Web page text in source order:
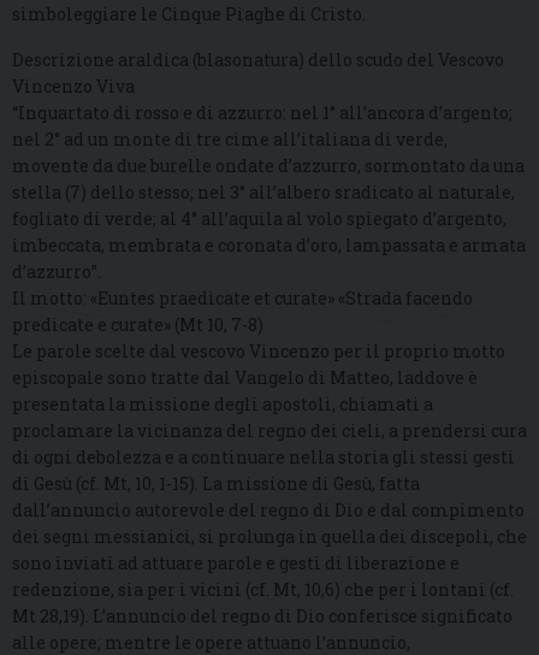
simboleggiare le Cinque Piaghe di Cristo.
Descrizione araldica (blasonatura) dello scudo del Vescovo
Vincenzo Viva
“Inquartato di rosso e di azzurro: nel 1° all’ancora d’argento;
nel 2° ad un monte di tre cime all’italiana di verde,
movente da due burelle ondate d’azzurro, sormontato da una
stella (7) dello stesso; nel 3° all’albero sradicato al naturale,
fogliato di verde; al 4° all’aquila al volo spiegato d’argento,
imbeccata, membrata e coronata d’oro, lampassata e armata
d’azzurro”.
Il motto: «Euntes praedicate et curate» «Strada facendo
predicate e curate» (Mt 10, 7-8)
Le parole scelte dal vescovo Vincenzo per il proprio motto
episcopale sono tratte dal Vangelo di Matteo, laddove è
presentata la missione degli apostoli, chiamati a
proclamare la vicinanza del regno dei cieli, a prendersi cura
di ogni debolezza e a continuare nella storia gli stessi gesti
di Gesù (cf. Mt, 10, 1-15). La missione di Gesù, fatta
dall’annuncio autorevole del regno di Dio e dal compimento
dei segni messianici, si prolunga in quella dei discepoli, che
sono inviati ad attuare parole e gesti di liberazione e
redenzione, sia per i vicini (cf. Mt, 10,6) che per i lontani (cf.
Mt 28,19). L’annuncio del regno di Dio conferisce significato
alle opere; mentre le opere attuano l’annuncio,